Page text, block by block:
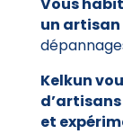
Vous
un
Kelkun
et